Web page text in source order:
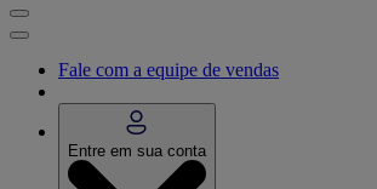
Fale com a equipe de vendas
Entre em sua conta